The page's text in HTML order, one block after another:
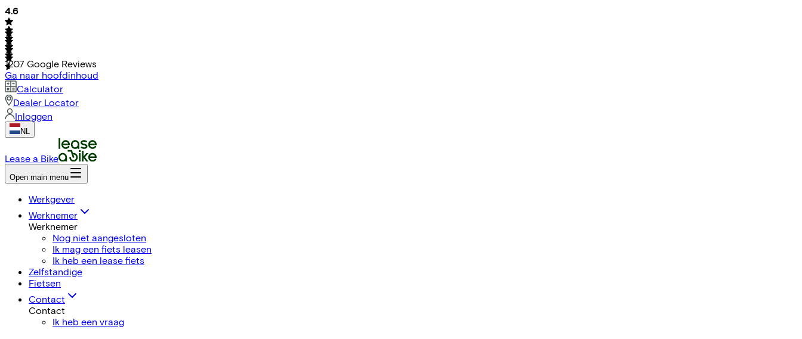
4.6
1207 Google Reviews
Ga naar hoofdinhoud
Calculator
Dealer Locator
Inloggen
NL
Lease a Bike
Open main menu
Werkgever
Werknemer
Werknemer
Nog niet aangesloten
Ik mag een fiets leasen
Ik heb een lease fiets
Zelfstandige
Fietsen
Contact
Contact
Ik heb een vraag